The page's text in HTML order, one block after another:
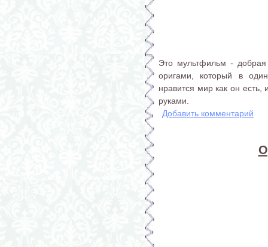
Это мультфильм -
оригами, который в
нравится мир как он
руками.
Добавить комментарий